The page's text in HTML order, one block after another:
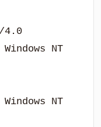
4.0
NT
NT